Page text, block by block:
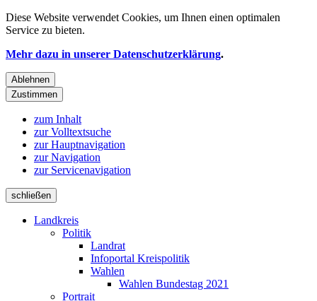
Diese Website verwendet Cookies, um Ihnen einen optimalen
Service zu bieten.
Mehr dazu in unserer Datenschutzerklärung.
Ablehnen
Zustimmen
zum Inhalt
zur Volltextsuche
zur Hauptnavigation
zur Navigation
zur Servicenavigation
schließen
Landkreis
Politik
Landrat
Infoportal Kreispolitik
Wahlen
Wahlen Bundestag 2021
Portrait